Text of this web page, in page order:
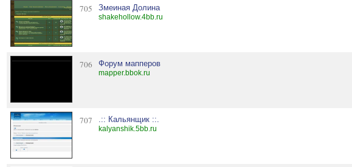
705 Змеиная Долина
shakehollow.4bb.ru
706 Форум мапперов
mapper.bbok.ru
707 .:: Кальянщик ::.
kalyanshik.5bb.ru